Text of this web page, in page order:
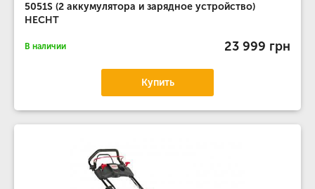
5051S (2 аккумулятора и зарядное устройство)
HECHT
В наличии 23 999 грн
Купить